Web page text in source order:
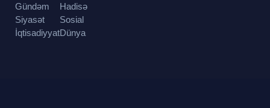
Gündəm
Siyasət
İqtisadiyyat
Hadisə
Sosial
Dünya